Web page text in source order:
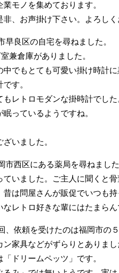
モノを集めております。
、お声掛け下さい。よろしく
良区の自宅を尋ねました。
兼倉庫がありました。
でもとても可愛い掛け時計に
す。
レトロモダンな掛時計でした
っているようですね。
いました。
西区にある薬局を尋ねまし
いました。ご主人に聞くと
は問屋さんが販促でいつも
レトロ好きな輩にはたまらん
依頼を受けたのは福岡市の５
家具などがずらりとありまし
ドリームペッツ」です。